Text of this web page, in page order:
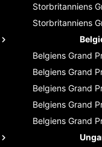
Storbritanniens
Storbritanniens
Belgiens Grand
Belgiens Grand
Belgiens Grand
Belgiens Grand
Belgiens Grand